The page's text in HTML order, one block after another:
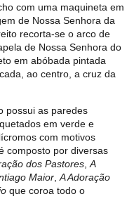
com uma maquineta em
de Nossa Senhora da
recorta-se o arco de
de Nossa Senhora do
em abóbada pintada
ao centro, a cruz da
possui as paredes
em verde e
com motivos
composto por diversas
dos Pastores ,A
Maior ,A Adoração
que coroa todo o